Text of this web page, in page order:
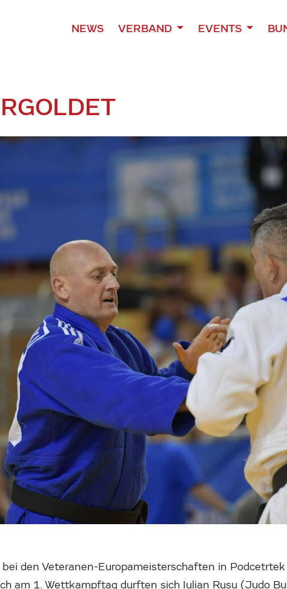
NEWS VERBAND EVENTS
den Veteranen-Europameisterschaften in
am 1. Wettkampftag durften sich Iulian Rusu (Judo